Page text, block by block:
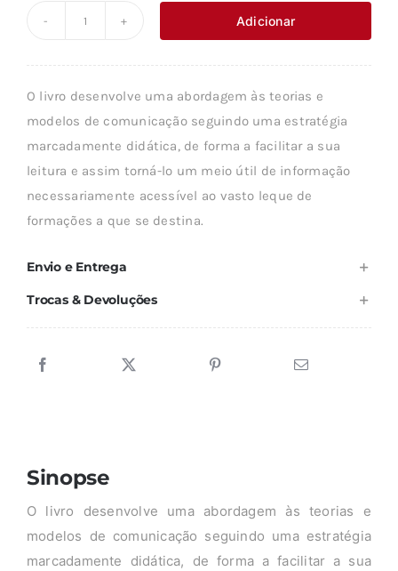
original
era:
é:
Adicionar
O livro desenvolve uma abordagem às teorias e
modelos de comunicação seguindo uma estratégia
marcadamente didática, de forma a facilitar a sua
leitura e assim torná-lo um meio útil de informação
necessariamente acessível ao vasto leque de
formações a que se destina.
Envio e Entrega
Trocas & Devoluções
Sinopse
O livro desenvolve uma abordagem às teorias e
modelos de comunicação seguindo uma estratégia
marcadamente didática, de forma a facilitar a sua